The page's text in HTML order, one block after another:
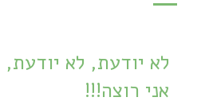
לא יודעת, לא
אני רוצה!!!